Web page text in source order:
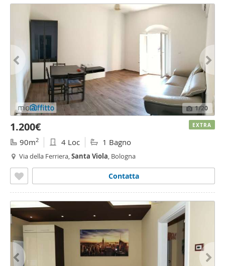
1/20
1.200€
90m2 4 Loc 1 Bagno
Via della Ferriera,Santa Viola, Bologna
Contatta
EXTRA